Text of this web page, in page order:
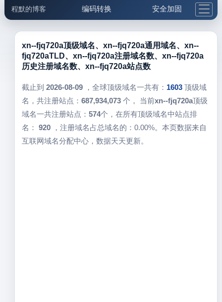
程默的博客 编码转换 安全加固
邮件工具 生活便民 更多工具
5.1支付宝大红包
xn--fjq720a顶级域名、xn--fjq720a通用域名、xn--
fjq720aTLD、xn--fjq720a注册域名数、xn--fjq720a
历史注册域名数、xn--fjq720a站点数
截止到 2026-08-09，全球顶级域名一共有： 1603 顶级域
名，共注册站点： 687,934,073 个， 当前xn--fjq720a顶级
域名一共注册站点： 574个，在所有顶级域名中站点排
名： 920，注册域名占总域名的：0.00%。本页数据来自
互联网域名分配中心，数据天天更新。